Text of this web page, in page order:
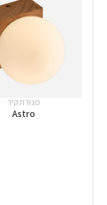
מנורת קיר
Astro